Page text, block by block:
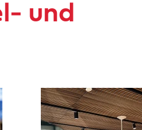
und